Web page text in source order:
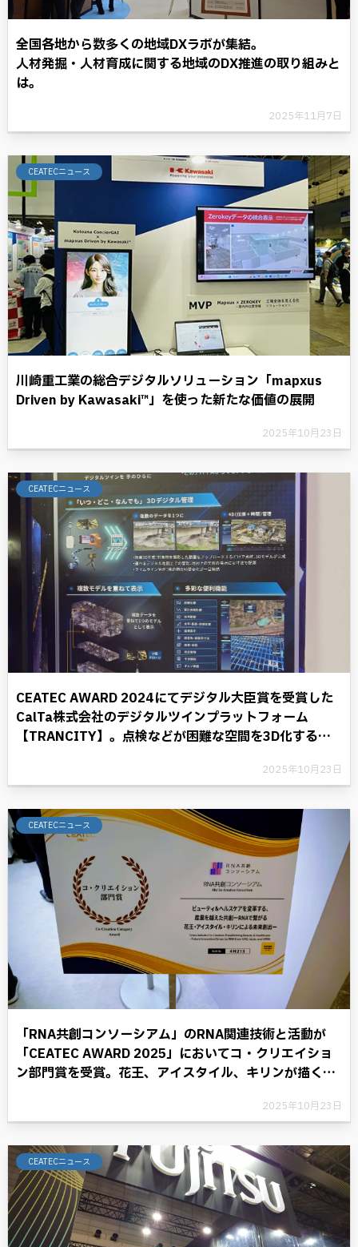
全国各地から数多くの地域DXラボが集結。
人材発掘・人材育成に関する地域のDX推進の取り組みと
は。
2025年11月7日
CEATECニュース
川崎重工業の総合デジタルソリューション「mapxus
Driven by Kawasaki™」を使った新たな価値の展開
2025年10月23日
CEATECニュース
CEATEC AWARD 2024にてデジタル大臣賞を受賞した
CalTa株式会社のデジタルツインプラットフォーム
【TRANCITY】。点検などが困難な空間を3D化するこ
2025年10月23日
CEATECニュース
「RNA共創コンソーシアム」のRNA関連技術と活動が
「CEATEC AWARD 2025」においてコ・クリエイショ
ン部門賞を受賞。花王、アイスタイル、キリンが描く
2025年10月23日
CEATECニュース